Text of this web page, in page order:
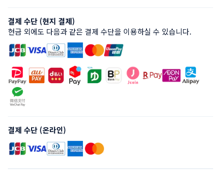
결제 수단 (현지 결제)
현금 외에도 다음과 같은 결제 수단을 이용하실 수 있습니다.
결제 수단 (온라인)